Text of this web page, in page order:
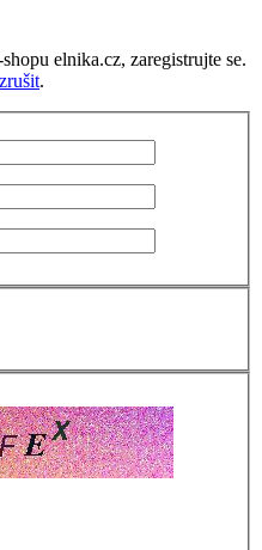
elnika.cz, zaregistrujte se.
zrušit.